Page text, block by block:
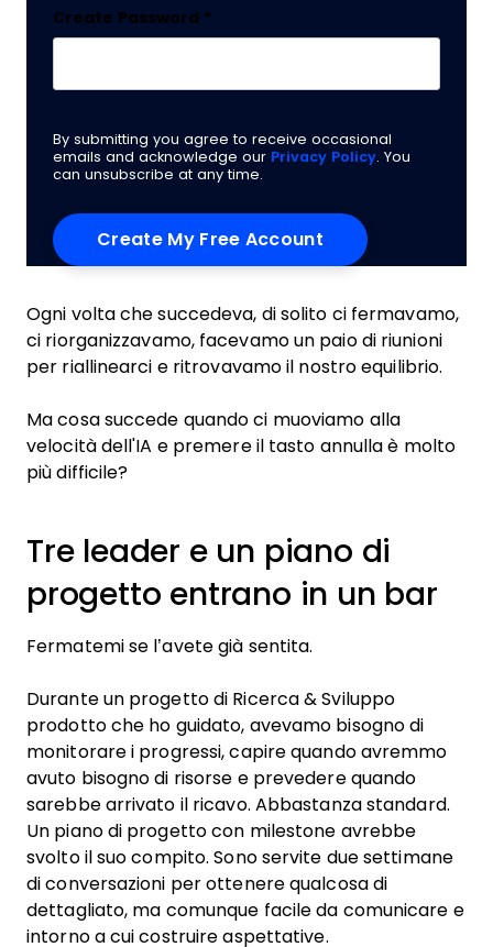
Create Password *
By submitting you agree to receive occasional
emails and acknowledge our Privacy Policy. You
can unsubscribe at any time.
Ogni volta che succedeva, di solito ci fermavamo,
ci riorganizzavamo, facevamo un paio di riunioni
per riallinearci e ritrovavamo il nostro equilibrio.
Ma cosa succede quando ci muoviamo alla
velocità dell'IA e premere il tasto annulla è molto
più difficile?
Tre leader e un piano di
progetto entrano in un bar
Fermatemi se l’avete già sentita.
Durante un progetto di Ricerca & Sviluppo
prodotto che ho guidato, avevamo bisogno di
monitorare i progressi, capire quando avremmo
avuto bisogno di risorse e prevedere quando
sarebbe arrivato il ricavo. Abbastanza standard.
Un piano di progetto con milestone avrebbe
svolto il suo compito. Sono servite due settimane
di conversazioni per ottenere qualcosa di
dettagliato, ma comunque facile da comunicare e
intorno a cui costruire aspettative.